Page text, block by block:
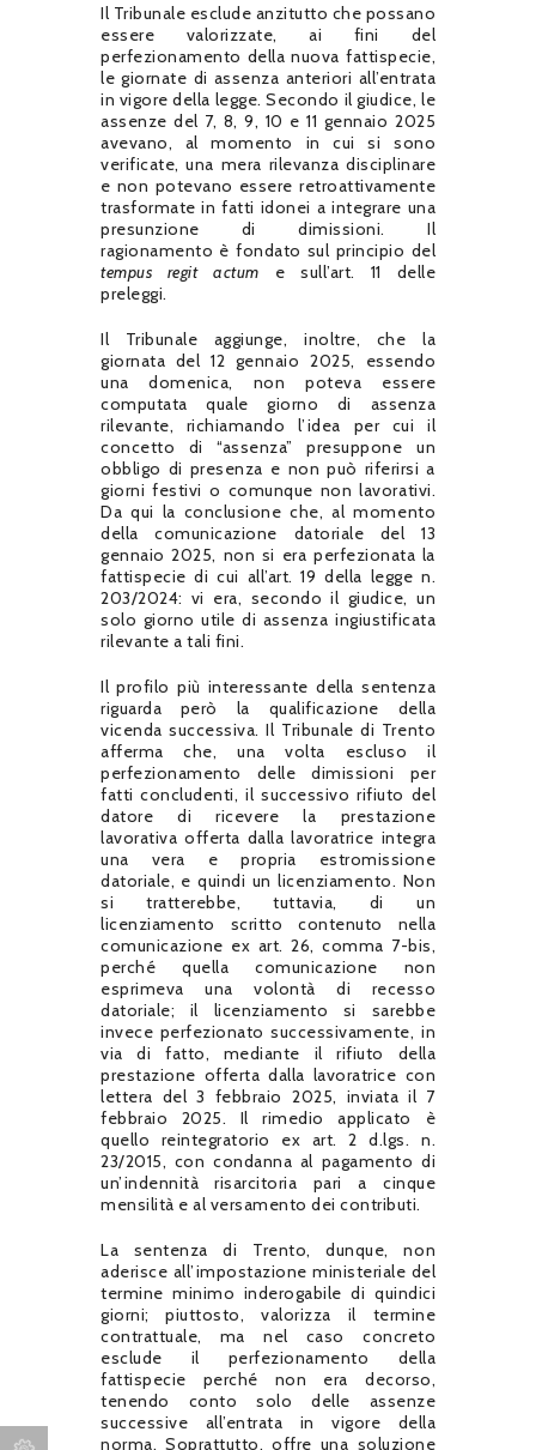
Il Tribunale esclude anzitutto che possano
essere valorizzate, ai fini del
perfezionamento della nuova fattispecie,
le giornate di assenza anteriori all’entrata
in vigore della legge. Secondo il giudice, le
assenze del 7, 8, 9, 10 e 11 gennaio 2025
avevano, al momento in cui si sono
verificate, una mera rilevanza disciplinare
e non potevano essere retroattivamente
trasformate in fatti idonei a integrare una
presunzione di dimissioni. Il
ragionamento è fondato sul principio del
tempus regit actum e sull’art. 11 delle
preleggi.
Il Tribunale aggiunge, inoltre, che la
giornata del 12 gennaio 2025, essendo
una domenica, non poteva essere
computata quale giorno di assenza
rilevante, richiamando l’idea per cui il
concetto di “assenza” presuppone un
obbligo di presenza e non può riferirsi a
giorni festivi o comunque non lavorativi.
Da qui la conclusione che, al momento
della comunicazione datoriale del 13
gennaio 2025, non si era perfezionata la
fattispecie di cui all’art. 19 della legge n.
203/2024: vi era, secondo il giudice, un
solo giorno utile di assenza ingiustificata
rilevante a tali fini.
Il profilo più interessante della sentenza
riguarda però la qualificazione della
vicenda successiva. Il Tribunale di Trento
afferma che, una volta escluso il
perfezionamento delle dimissioni per
fatti concludenti, il successivo rifiuto del
datore di ricevere la prestazione
lavorativa offerta dalla lavoratrice integra
una vera e propria estromissione
datoriale, e quindi un licenziamento. Non
si tratterebbe, tuttavia, di un
licenziamento scritto contenuto nella
comunicazione ex art. 26, comma 7-bis,
perché quella comunicazione non
esprimeva una volontà di recesso
datoriale; il licenziamento si sarebbe
invece perfezionato successivamente, in
via di fatto, mediante il rifiuto della
prestazione offerta dalla lavoratrice con
lettera del 3 febbraio 2025, inviata il 7
febbraio 2025. Il rimedio applicato è
quello reintegratorio ex art. 2 d.lgs. n.
23/2015, con condanna al pagamento di
un’indennità risarcitoria pari a cinque
mensilità e al versamento dei contributi.
La sentenza di Trento, dunque, non
aderisce all’impostazione ministeriale del
termine minimo inderogabile di quindici
giorni; piuttosto, valorizza il termine
contrattuale, ma nel caso concreto
esclude il perfezionamento della
fattispecie perché non era decorso,
tenendo conto solo delle assenze
successive all’entrata in vigore della
norma. Soprattutto, offre una soluzione